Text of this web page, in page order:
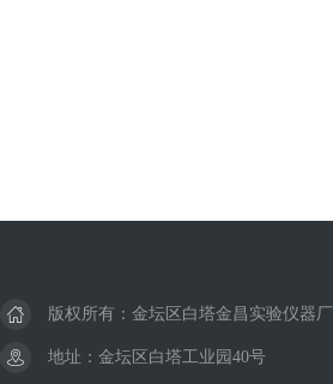
版权所有：金坛区白塔金昌实验仪器厂
地址：金坛区白塔工业园40号